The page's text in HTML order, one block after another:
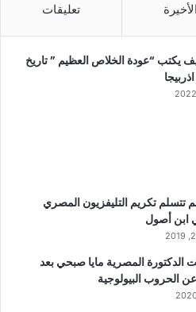
الأخيرة تعليقات
يكتب “عودة الخلاص العظيم ” تاريخ
تتسلم تكريم التليفزيون المصري
ابن أصول
الدكتورة المصرية مايا صبحي بعد
الحروب البيولوجية